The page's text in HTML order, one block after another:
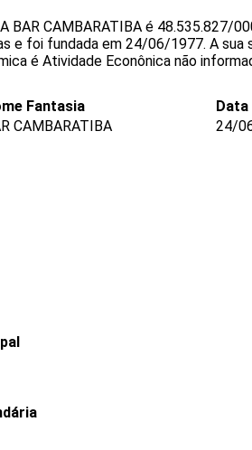
BAR CAMBARATIBA é 48.535.827/
e foi fundada em 24/06/1977. A sua
é Atividade Econônica não
Fantasia
CAMBARATIBA
Data
24/